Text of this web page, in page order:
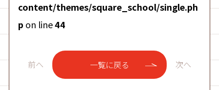
content/themes/square_school/single.ph
p on line44
前へ 一覧に戻る 次へ